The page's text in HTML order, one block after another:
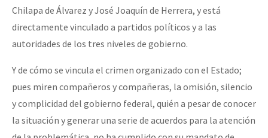
Chilapa de Álvarez y José Joaquín de Herrera, y está
directamente vinculado a partidos políticos y a las
autoridades de los tres niveles de gobierno.
Y de cómo se vincula el crimen organizado con el Estado;
pues miren compañeros y compañeras, la omisión, silencio
y complicidad del gobierno federal, quién a pesar de conocer
la situación y generar una serie de acuerdos para la atención